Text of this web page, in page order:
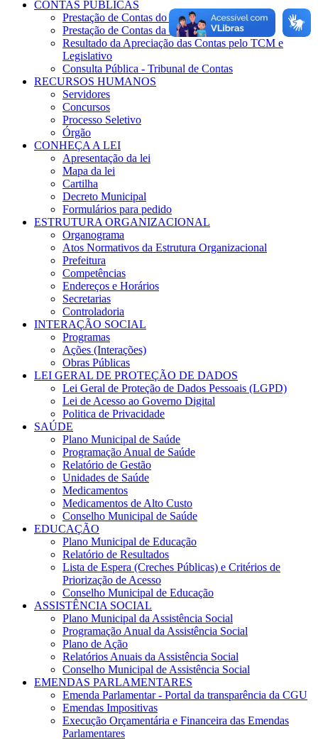
CONTAS PÚBLICAS
Prestação de Contas do Governo
Prestação de Contas da Gestão
Resultado da Apreciação das Contas pelo TCM e
Legislativo
Consulta Pública - Tribunal de Contas
RECURSOS HUMANOS
Servidores
Concursos
Processo Seletivo
Órgão
CONHEÇA A LEI
Apresentação da lei
Mapa da lei
Cartilha
Decreto Municipal
Formulários para pedido
ESTRUTURA ORGANIZACIONAL
Organograma
Atos Normativos da Estrutura Organizacional
Prefeitura
Competências
Endereços e Horários
Secretarias
Controladoria
INTERAÇÃO SOCIAL
Programas
Ações (Interações)
Obras Públicas
LEI GERAL DE PROTEÇÃO DE DADOS
Lei Geral de Proteção de Dados Pessoais (LGPD)
Lei de Acesso ao Governo Digital
Politica de Privacidade
SAÚDE
Plano Municipal de Saúde
Programação Anual de Saúde
Relatório de Gestão
Unidades de Saúde
Medicamentos
Medicamentos de Alto Custo
Conselho Municipal de Saúde
EDUCAÇÃO
Plano Municipal de Educação
Relatório de Resultados
Lista de Espera (Creches Públicas) e Critérios de
Priorização de Acesso
Conselho Municipal de Educação
ASSISTÊNCIA SOCIAL
Plano Municipal da Assistência Social
Programação Anual da Assistência Social
Plano de Ação
Relatórios Anuais da Assistência Social
Conselho Municipal de Assistência Social
EMENDAS PARLAMENTARES
Emenda Parlamentar - Portal da transparência da CGU
Emendas Impositivas
Execução Orçamentária e Financeira das Emendas
Parlamentares